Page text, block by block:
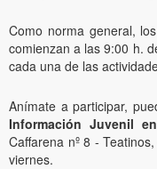
Como norma general,
comienzan a las 9:00 h.
cada una de las
Anímate a participar,
Información Juvenil
Caffarena nº 8 -
viernes.